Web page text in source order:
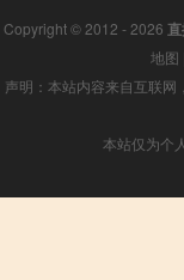
Copyright © 2012 - 2026
地图
声明：本站内容来自互联
本站仅为个